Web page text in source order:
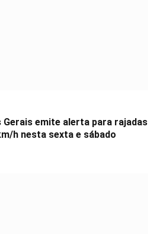
Gerais emite alerta para rajadas
h nesta sexta e sábado